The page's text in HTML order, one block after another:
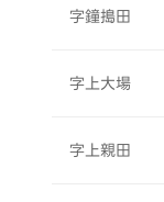
字鐘搗田
字上大場
字上親田